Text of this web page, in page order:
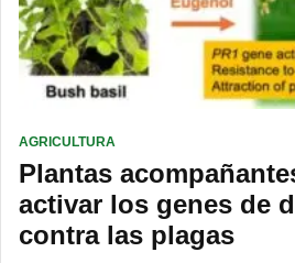
AGRICULTURA
Plantas
activar los genes de
contra las plagas